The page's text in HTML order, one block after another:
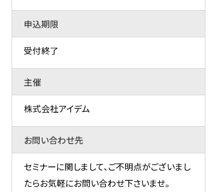
申込期限
受付終了
主催
株式会社アイデム
お問い合わせ先
セミナーに関しまして、ご不明点がございまし
たらお気軽にお問い合わせ下さいませ。